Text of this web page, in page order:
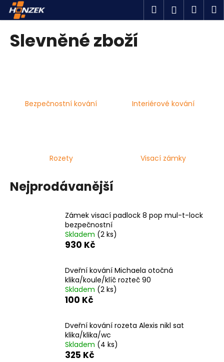
Přejít
obsah
Hledat
Slevněné zboží
Bezpečnostní kování Interiérové kování
Rozety Visací zámky
Nejprodávanější
Zámek visací padlock 8 pop mul-t-lock
bezpečnostní
Skladem (2 ks)
930 Kč
Dveřní kování Michaela otočná
klika/koule/klíč rozteč 90
Skladem (2 ks)
100 Kč
Dveřní kování rozeta Alexis nikl sat
klika/klika/wc
Skladem (4 ks)
325 Kč
o
e
HLEDAT